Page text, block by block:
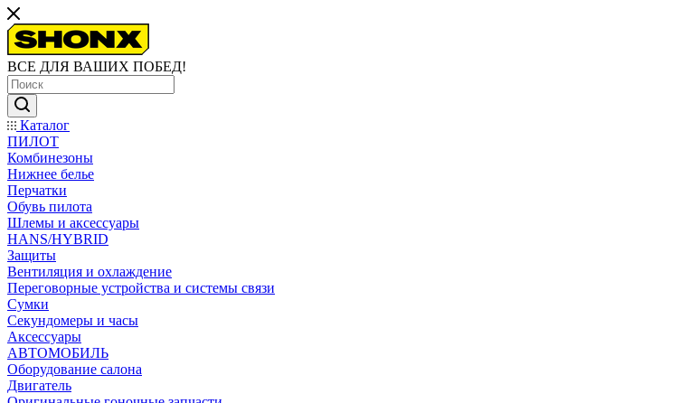
ВСЕ ДЛЯ ВАШИХ ПОБЕД!
Каталог
ПИЛОТ
Комбинезоны
Нижнее белье
Перчатки
Обувь пилота
Шлемы и аксессуары
HANS/HYBRID
Защиты
Вентиляция и охлаждение
Переговорные устройства и системы связи
Сумки
Секундомеры и часы
Аксессуары
АВТОМОБИЛЬ
Оборудование салона
Двигатель